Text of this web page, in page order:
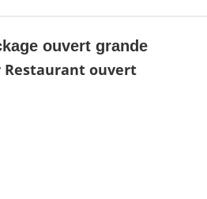
ouvert grande
ouvert